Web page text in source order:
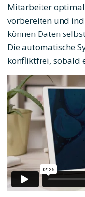
Mitarbeiter
vorbereiten und
können Daten
Die automatische
konfliktfrei, sobald